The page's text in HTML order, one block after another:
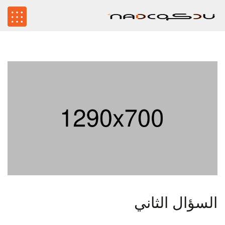
السؤال الثاني